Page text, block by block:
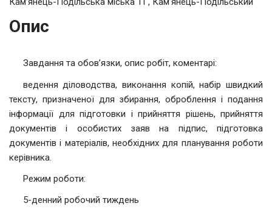
Опис
Завдання та обов’язки, опис робіт, коментарі:
ведення діловодства, виконання копій, набір швидкий
тексту, призначеної для збирання, оброблення і подання
інформації для підготовки і прийняття рішень, прийняття
документів і особистих заяв на підпис, підготовка
документів і матеріалів, необхідних для планування роботи
керівника.
Режим роботи:
5-денний робочий тиждень